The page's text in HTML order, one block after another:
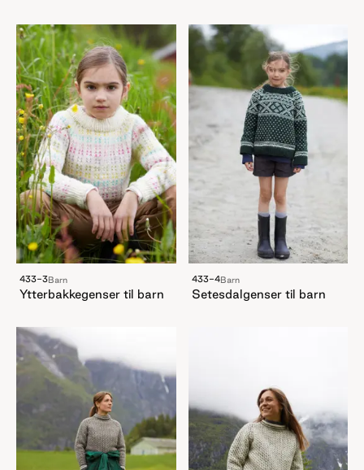
433-3Barn
Ytterbakkegenser til barn
433-4Barn
Setesdalgenser til barn